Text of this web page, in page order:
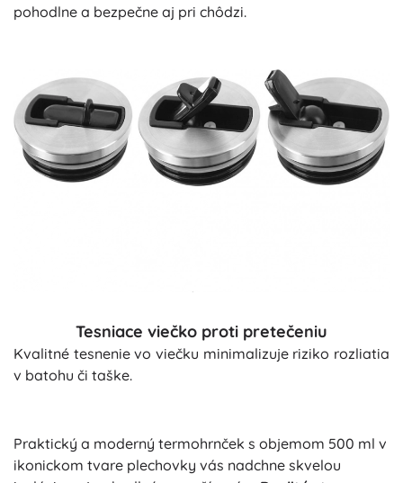
pohodlne a bezpečne aj pri chôdzi.
Tesniace viečko proti pretečeniu
Kvalitné tesnenie vo viečku minimalizuje riziko rozliatia
v batohu či taške.
Praktický a moderný termohrnček s objemom 500 ml v
ikonickom tvare plechovky vás nadchne skvelou